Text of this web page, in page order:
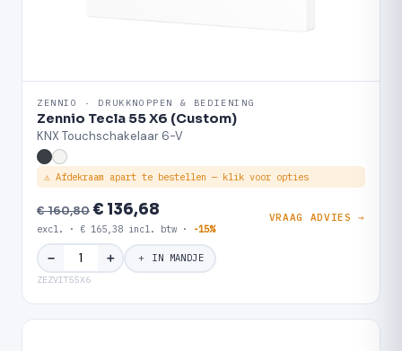
ZENNIO · DRUKKNOPPEN & BEDIENING
Zennio Tecla 55 X6 (Custom)
KNX Touchschakelaar 6-V
⚠ Afdekraam apart te bestellen — klik voor opties
€ 160,80€ 136,68
excl. · € 165,38 incl. btw · -15%
VRAAG ADVIES →
− ＋ ＋ IN MANDJE
ZEZVIT55X6